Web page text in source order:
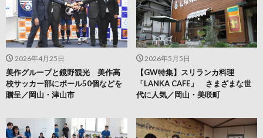
2026年5月5日
【GW特集】スリランカ料理
「LANKA CAFE」 さまざまな世
代に人気／岡山・美咲町
2026年4月25日
美作グループと鏡野観光 美作高
校サッカー部にボール50個などを
贈呈／岡山・津山市